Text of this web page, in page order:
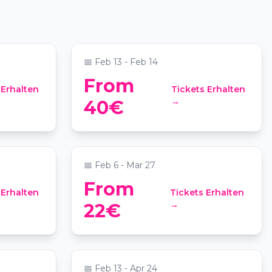
📅 Feb 13 - Feb 14
From
40€
Tickets Erhalten
→
ABBA
📍Altis Grand Hotel
📅 Feb 6 - Mar 27
From
22€
Tickets Erhalten
→
Hisaishi
📍Altis Grand Hotel
📅 Feb 13 - Apr 24